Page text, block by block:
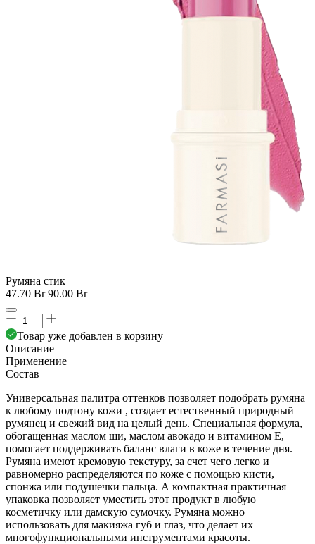
Румяна стик
47.70 Br 90.00 Br
Товар уже добавлен в корзину
Описание
Применение
Состав
Универсальная палитра оттенков позволяет подобрать румяна
к любому подтону кожи , создает естественный природный
румянец и свежий вид на целый день. Специальная формула,
обогащенная маслом ши, маслом авокадо и витамином Е,
помогает поддерживать баланс влаги в коже в течение дня.
Румяна имеют кремовую текстуру, за счет чего легко и
равномерно распределяются по коже с помощью кисти,
спонжа или подушечки пальца. А компактная практичная
упаковка позволяет уместить этот продукт в любую
косметичку или дамскую сумочку. Румяна можно
использовать для макияжа губ и глаз, что делает их
многофункциональными инструментами красоты.